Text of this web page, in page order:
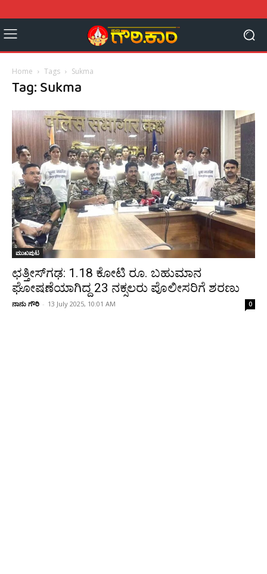
Home Tags Sukma
Tag: Sukma
ಮುಖಪುಟ
ಛತ್ತೀಸ್‌ಗಢ: 1.18 ಕೋಟಿ ರೂ. ಬಹುಮಾನ
ಘೋಷಣೆಯಾಗಿದ್ದ 23 ನಕ್ಸಲರು ಪೊಲೀಸರಿಗೆ ಶರಣು
ನಾನು ಗೌರಿ - 13 July 2025, 10:01 AM 0